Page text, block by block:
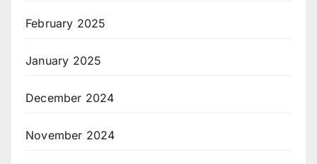
February 2025
January 2025
December 2024
November 2024